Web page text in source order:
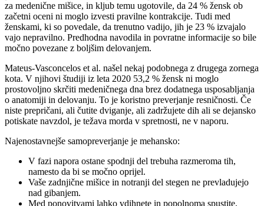
za medenične mišice, in kljub temu ugotovile, da 24 % žensk ob
začetni oceni ni moglo izvesti pravilne kontrakcije. Tudi med
ženskami, ki so povedale, da trenutno vadijo, jih je 23 % izvajalo
vajo nepravilno. Predhodna navodila in povratne informacije so bile
močno povezane z boljšim delovanjem.
Mateus-Vasconcelos et al. našel nekaj podobnega z drugega zornega
kota. V njihovi študiji iz leta 2020 53,2 % žensk ni moglo
prostovoljno skrčiti medeničnega dna brez dodatnega usposabljanja
o anatomiji in delovanju. To je koristno preverjanje resničnosti. Če
niste prepričani, ali čutite dviganje, ali zadržujete dih ali se dejansko
potiskate navzdol, je težava morda v spretnosti, ne v naporu.
Najenostavnejše samopreverjanje je mehansko:
V fazi napora ostane spodnji del trebuha razmeroma tih,
namesto da bi se močno oprijel.
Vaše zadnjične mišice in notranji del stegen ne prevladujejo
nad gibanjem.
Med ponovitvami lahko vdihnete in popolnoma spustite.